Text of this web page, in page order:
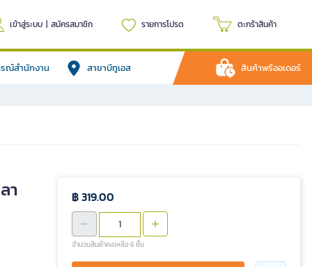
เข้าสู่ระบบ | สมัครสมาชิก รายการโปรด ตะกร้าสินค้า
รณ์สำนักงาน สาขาบีทูเอส สินค้าพรีออเดอร์
า
฿ 319.00
จำนวนสินค้าคงเหลือ 6 ชิ้น